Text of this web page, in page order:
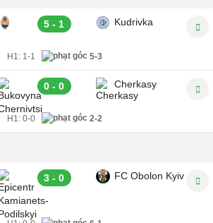
5 - 1 Kudrivka
H1:1-1 5-3
0 - 0 Cherkasy
H1:0-0 2-2
3 - 0 FC Obolon Kyiv